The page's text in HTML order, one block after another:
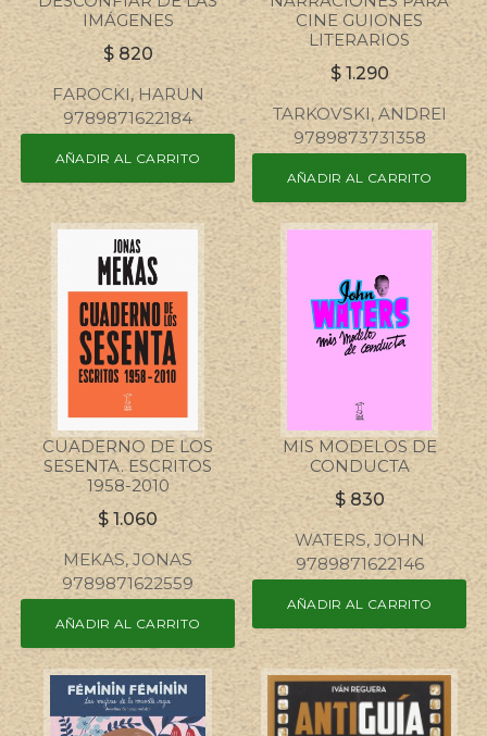
IMÁGENES
$ 820
FAROCKI, HARUN
9789871622184
AÑADIR AL CARRITO
CINE GUIONES
LITERARIOS
$ 1.290
TARKOVSKI, ANDREI
9789873731358
AÑADIR AL CARRITO
CUADERNO DE LOS
SESENTA. ESCRITOS
1958-2010
$ 1.060
MEKAS, JONAS
9789871622559
AÑADIR AL CARRITO
MIS MODELOS DE
CONDUCTA
$830
WATERS, JOHN
9789871622146
AÑADIR AL CARRITO